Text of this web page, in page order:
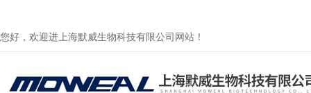
您好，欢迎进上海默威生物科技有限公司网站！